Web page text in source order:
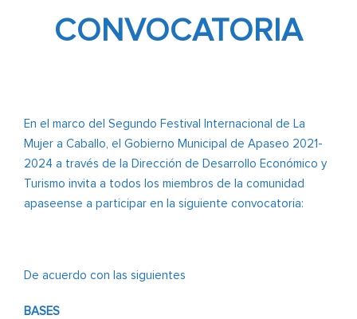
CONVOCATORIA
En el marco del Segundo Festival Internacional de La
Mujer a Caballo, el Gobierno Municipal de Apaseo 2021-
2024 a través de la Dirección de Desarrollo Económico y
Turismo invita a todos los miembros de la comunidad
apaseense a participar en la siguiente convocatoria:
De acuerdo con las siguientes
BASES